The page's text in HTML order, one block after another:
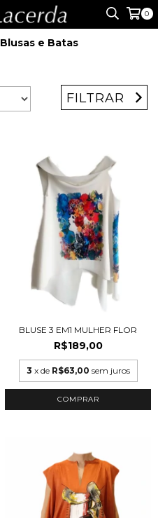
0
Blusas e Batas
FILTRAR
BLUSE 3 EM1 MULHER FLOR
R$189,00
3 x de R$63,00 sem juros
COMPRAR